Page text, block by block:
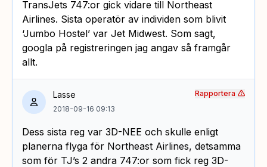
TransJets 747:or gick vidare till Northeast
Airlines. Sista operatör av individen som blivit
‘Jumbo Hostel’ var Jet Midwest. Som sagt,
googla på registreringen jag angav så framgår
allt.
Lasse
2018-09-16 09:13
Dess sista reg var 3D-NEE och skulle enligt
planerna flyga för Northeast Airlines, detsamma
som för TJ’s 2 andra 747:or som fick reg 3D-
Rapportera